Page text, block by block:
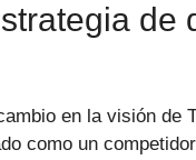
de
en la visión de
como un